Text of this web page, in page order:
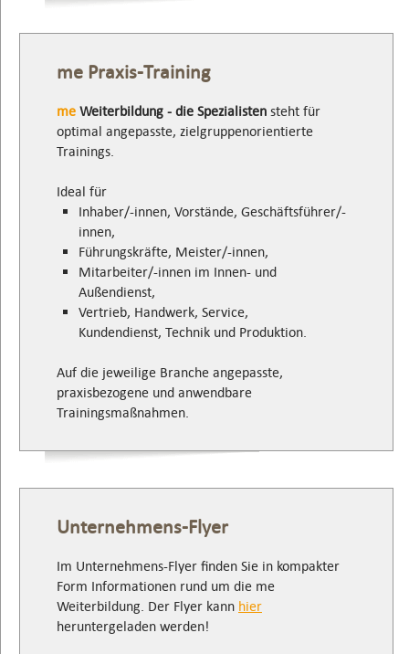
me Praxis-Training
me Weiterbildung - die Spezialisten steht für
optimal angepasste, zielgruppenorientierte
Trainings.
Ideal für
Inhaber/-innen, Vorstände, Geschäftsführer/-
innen,
Führungskräfte, Meister/-innen,
Mitarbeiter/-innen im Innen- und
Außendienst,
Vertrieb, Handwerk, Service,
Kundendienst, Technik und Produktion.
Auf die jeweilige Branche angepasste,
praxisbezogene und anwendbare
Trainingsmaßnahmen.
Unternehmens-Flyer
Im Unternehmens-Flyer finden Sie in kompakter
Form Informationen rund um die me
Weiterbildung. Der Flyer kann hier
heruntergeladen werden!